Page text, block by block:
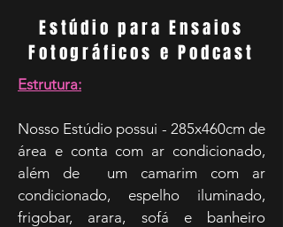
Estúdio para Ensaios
Fotográficos e Podcast
Estrutura:
Nosso Estúdio possui - 285x460cm de
área e conta com ar condicionado,
além de um camarim com ar
condicionado, espelho iluminado,
frigobar, arara, sofá e banheiro